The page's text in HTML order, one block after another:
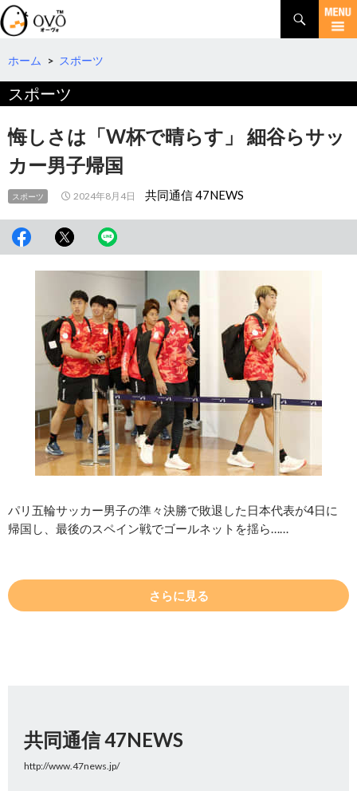
検
索
コ
テ
へ
移
動
ホーム > スポーツ
スポーツ
悔しさは「W杯で晴らす」 細谷らサッ
カー男子帰国
スポーツ 2024年8月4日 共同通信 47NEWS
パリ五輪サッカー男子の準々決勝で敗退した日本代表が4日に
帰国し、最後のスペイン戦でゴールネットを揺ら……
さらに見る
共同通信 47NEWS
http://www.47news.jp/